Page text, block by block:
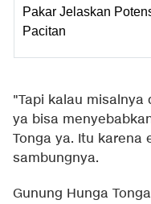
Pakar Jelaskan
Pacitan
"Tapi kalau
ya bisa
Tonga ya. Itu karena
sambungnya.
Gunung Hunga